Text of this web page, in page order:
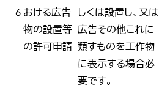
6 おける広告
物の設置等
の許可申請
しくは設置し、又は
広告その他これに
類すものを工作物
に表示する場合必
要です。